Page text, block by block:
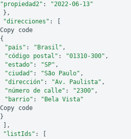
"propiedad2" :
"2022-06-13"
},
"direcciones" :
Copy
code
{
"país" : "Brasil" ,
"código postal" : "01310-300" ,
"estado" : "SP" ,
"ciudad" : "São Paulo" ,
"dirección" : "Av. Paulista" ,
"número de calle" : "2300" ,
"barrio" :
"Bela Vista"
Copy
code
}
],
"listIds" :